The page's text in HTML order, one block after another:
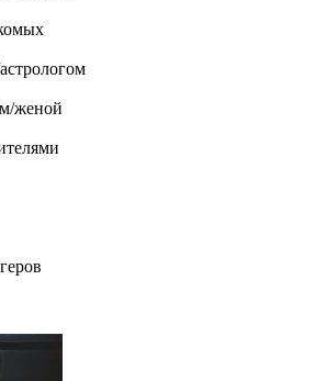
женой